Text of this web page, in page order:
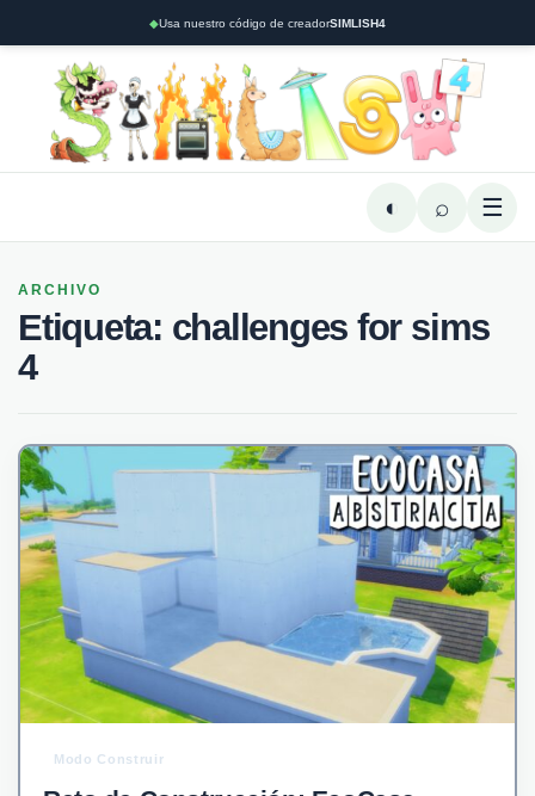
◆Usa nuestro código de creadorSIMLISH4
◐ ⌕ ☰
ARCHIVO
Etiqueta: challenges for sims
4
Modo Construir